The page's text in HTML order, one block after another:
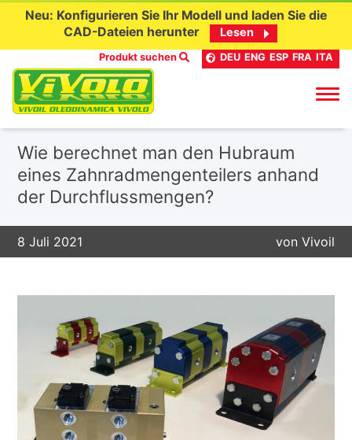
content
Neu: Konfigurieren Sie Ihr Modell und laden Sie die
CAD-Dateien herunter
Lesen
Produkt suchen DEU ENG ESP FRA ITA
Wie berechnet man den Hubraum
eines Zahnradmengenteilers anhand
der Durchflussmengen?
8 Juli 2021 von Vivoil